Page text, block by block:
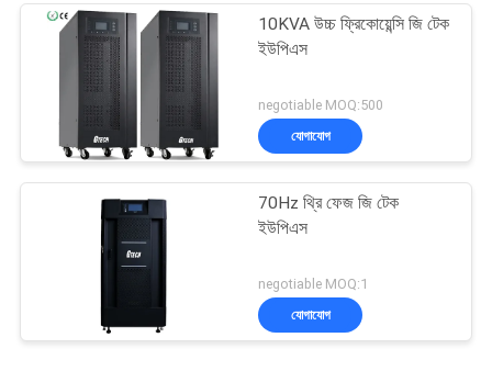
10KVA উচ্চ ফ্রিকোয়েন্সি জি টেক
ইউপিএস
negotiable MOQ:500
যোগাযোগ
70Hz থ্রি ফেজ জি টেক
ইউপিএস
negotiable MOQ:1
যোগাযোগ